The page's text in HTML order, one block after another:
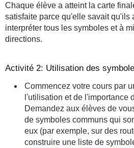
Chaque élève a atteint la carte
satisfaite parce qu'elle savait qu'ils
interpréter tous les symboles et à
directions.
Activité 2: Utilisation des
Commencez votre cours par
l'utilisation et de l'importance
Demandez aux élèves de
de symboles communs qui
eux (par exemple, sur des
construire une liste de